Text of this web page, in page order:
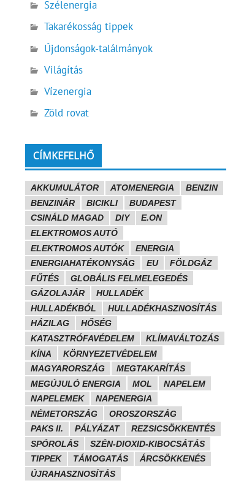
Szélenergia
Takarékosság tippek
Újdonságok-találmányok
Világítás
Vízenergia
Zöld rovat
CÍMKEFELHŐ
AKKUMULÁTOR ATOMENERGIA
BENZIN
BENZINÁR
BICIKLI
BUDAPEST
CSINÁLD MAGAD
DIY
E.ON
ELEKTROMOS AUTÓ
ELEKTROMOS AUTÓK
ENERGIA
ENERGIAHATÉKONYSÁG
EU
FÖLDGÁZ
FŰTÉS
GLOBÁLIS FELMELEGEDÉS
GÁZOLAJÁR
HULLADÉK
HULLADÉKBÓL
HULLADÉKHASZNOSÍTÁS
HÁZILAG
HŐSÉG
KATASZTRÓFAVÉDELEM
KLÍMAVÁLTOZÁS
KÍNA
KÖRNYEZETVÉDELEM
MAGYARORSZÁG
MEGTAKARÍTÁS
MEGÚJULÓ ENERGIA
MOL
NAPELEM
NAPELEMEK
NAPENERGIA
NÉMETORSZÁG
OROSZORSZÁG
PAKS II.
PÁLYÁZAT
REZSICSÖKKENTÉS
SPÓROLÁS
SZÉN-DIOXID-KIBOCSÁTÁS
TIPPEK
TÁMOGATÁS
ÁRCSÖKKENÉS
ÚJRAHASZNOSÍTÁS